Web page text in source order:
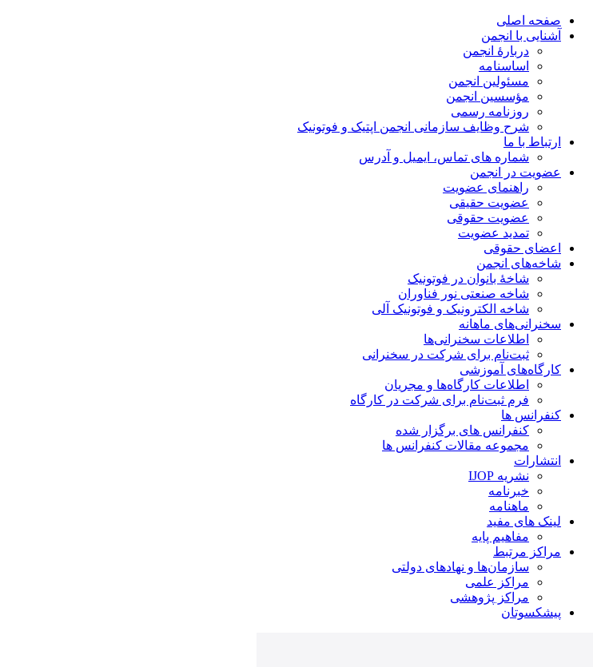
صفحه اصلی
آشنایی با انجمن
دربارۀ انجمن
اساسنامه
مسئولین انجمن
مؤسسین انجمن
روزنامه رسمی
شرح وظایف سازمانی انجمن اپتیک و فوتونیک
ارتباط با ما
شماره های تماس، ایمیل و آدرس
عضویت در انجمن
راهنمای عضویت
عضویت حقیقی
عضویت حقوقی
تمدید عضویت
اعضای حقوقی
شاخه‌های انجمن
شاخۀ بانوان در فوتونیک
شاخه صنعتی نور فناوران
شاخه‌ الکترونیک و فوتونیک آلی
سخنرانی‌های ماهانه
اطلاعات سخنرانی‌‌ها
ثبت‌نام برای شرکت در سخنرانی
کارگاه‌های آموزشی
اطلاعات کارگاه‌ها و مجریان
فرم ثبت‌نام برای شرکت در کارگاه
کنفرانس ها
کنفرانس های برگزار شده
مجموعه مقالات کنفرانس ها
انتشارات
نشریه IJOP
خبرنامه
ماهنامه
لینک های مفید
مفاهیم پایه
مراکز مرتبط
سازمان‌ها و نهادهای دولتی
مراکز علمی
مراکز پژوهشی
پیشکسوتان